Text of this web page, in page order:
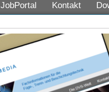
JobPortal Kontakt